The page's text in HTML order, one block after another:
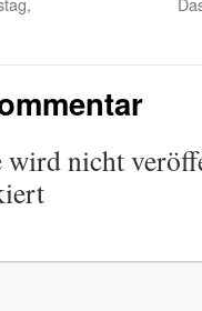
nicht